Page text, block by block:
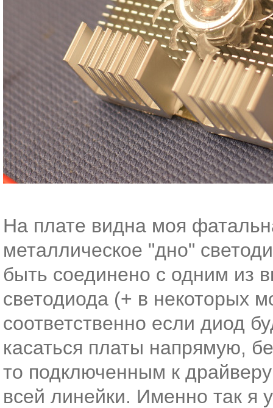
На плате видна моя
металлическое "дно"
быть соединено с одним из
светодиода (+ в некоторых
соответственно если диод
касаться платы напрямую,
то подключенным к
всей линейки. Именно так я